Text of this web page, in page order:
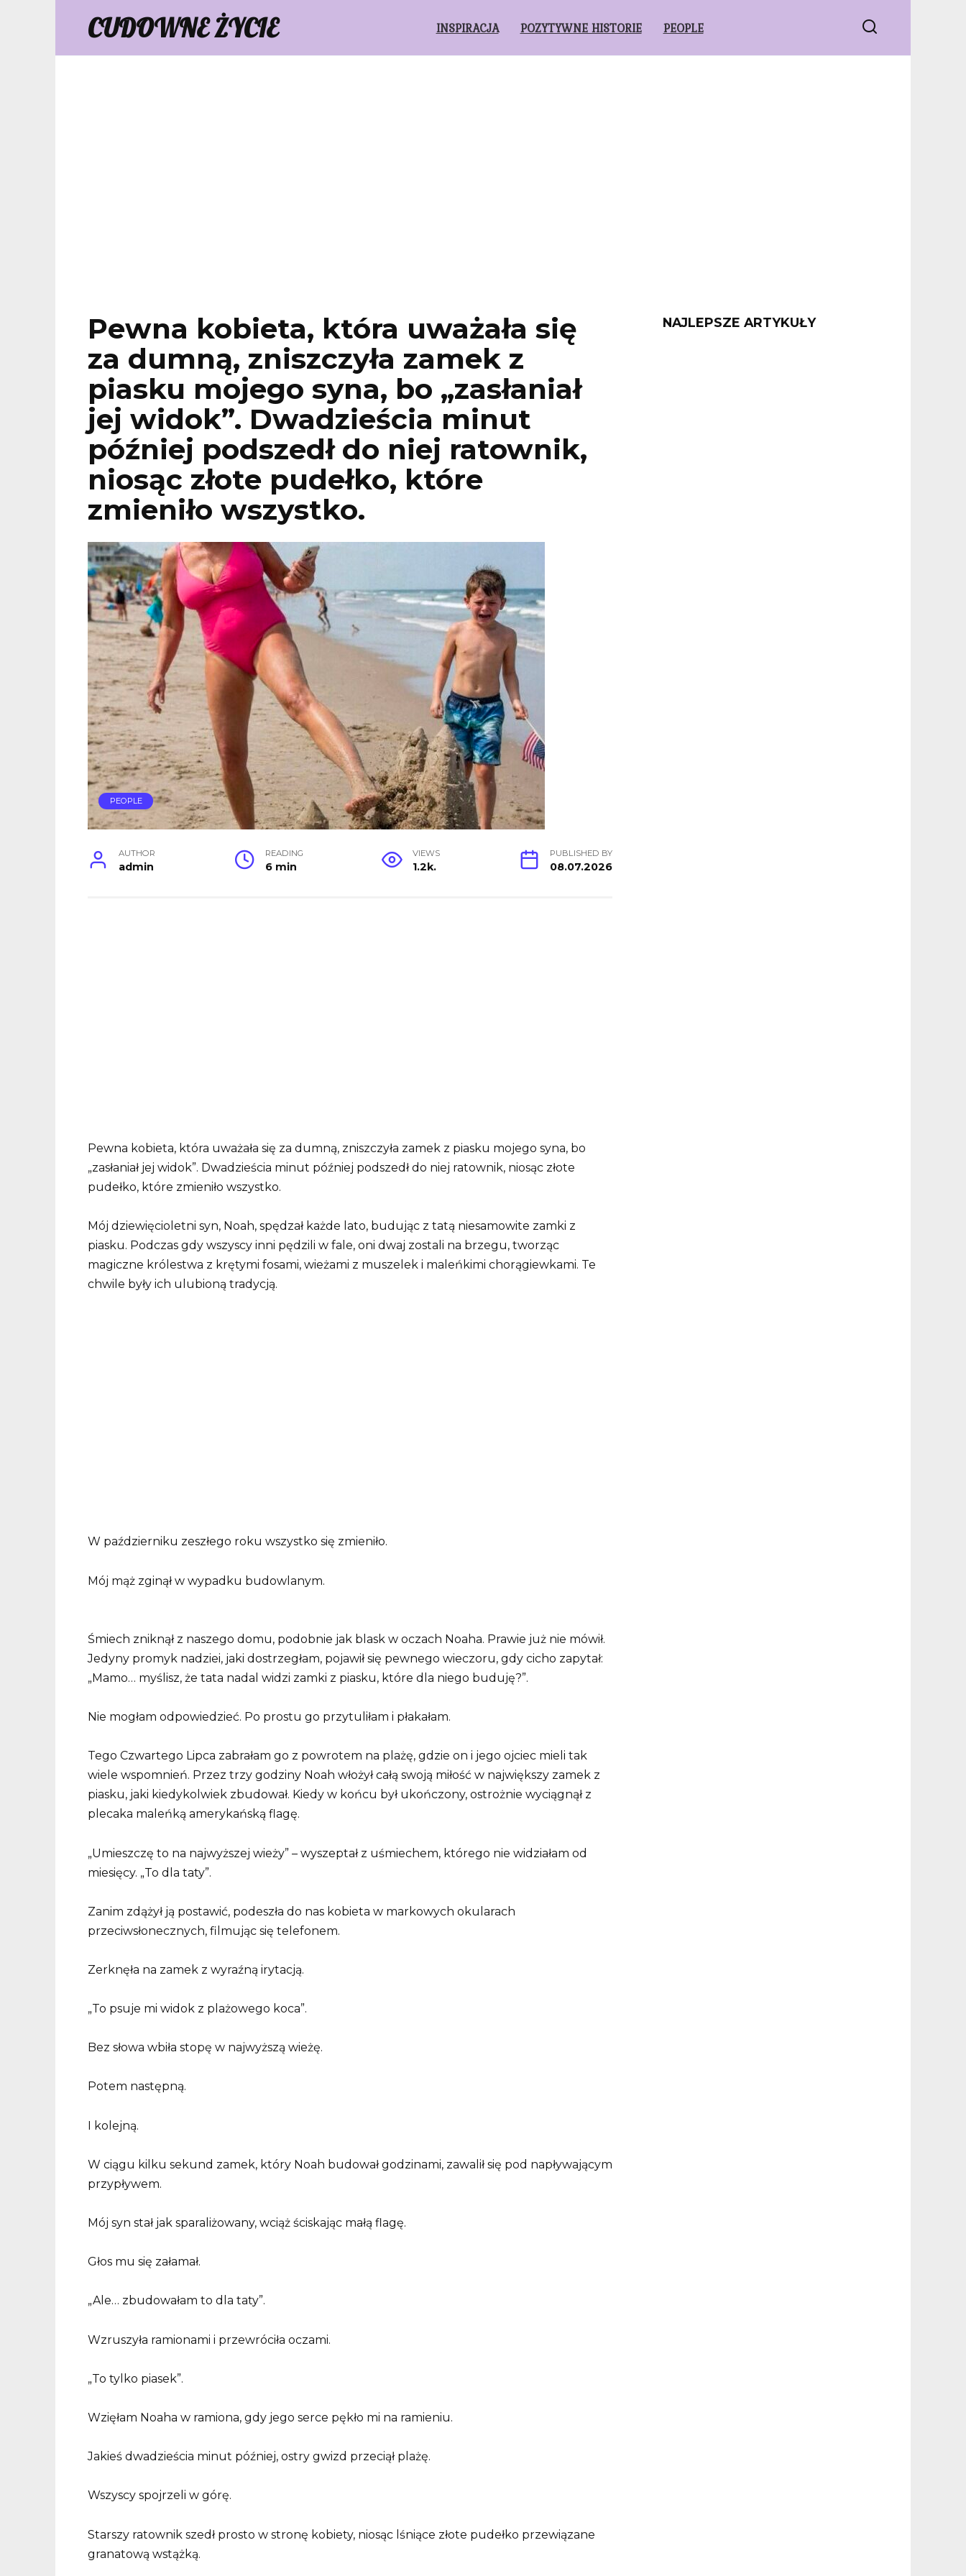
CUDOWNE ŻYCIE INSPIRACJA POZYTYWNE HISTORIE PEOPLE
Pewna kobieta, która uważała się
za dumną, zniszczyła zamek z
piasku mojego syna, bo „zasłaniał
jej widok”. Dwadzieścia minut
później podszedł do niej ratownik,
niosąc złote pudełko, które
zmieniło wszystko.
PEOPLE
AUTHOR
admin
READING
6 min
VIEWS
1.2k.
PUBLISHED BY
08.07.2026
Pewna kobieta, która uważała się za dumną, zniszczyła zamek z piasku mojego syna, bo
„zasłaniał jej widok”. Dwadzieścia minut później podszedł do niej ratownik, niosąc złote
pudełko, które zmieniło wszystko.
Mój dziewięcioletni syn, Noah, spędzał każde lato, budując z tatą niesamowite zamki z
piasku. Podczas gdy wszyscy inni pędzili w fale, oni dwaj zostali na brzegu, tworząc
magiczne królestwa z krętymi fosami, wieżami z muszelek i maleńkimi chorągiewkami. Te
chwile były ich ulubioną tradycją.
W październiku zeszłego roku wszystko się zmieniło.
Mój mąż zginął w wypadku budowlanym.
Śmiech zniknął z naszego domu, podobnie jak blask w oczach Noaha. Prawie już nie mówił.
Jedyny promyk nadziei, jaki dostrzegłam, pojawił się pewnego wieczoru, gdy cicho zapytał:
„Mamo… myślisz, że tata nadal widzi zamki z piasku, które dla niego buduję?”.
Nie mogłam odpowiedzieć. Po prostu go przytuliłam i płakałam.
Tego Czwartego Lipca zabrałam go z powrotem na plażę, gdzie on i jego ojciec mieli tak
wiele wspomnień. Przez trzy godziny Noah włożył całą swoją miłość w największy zamek z
piasku, jaki kiedykolwiek zbudował. Kiedy w końcu był ukończony, ostrożnie wyciągnął z
plecaka maleńką amerykańską flagę.
„Umieszczę to na najwyższej wieży” – wyszeptał z uśmiechem, którego nie widziałam od
miesięcy. „To dla taty”.
Zanim zdążył ją postawić, podeszła do nas kobieta w markowych okularach
przeciwsłonecznych, filmując się telefonem.
Zerknęła na zamek z wyraźną irytacją.
„To psuje mi widok z plażowego koca”.
Bez słowa wbiła stopę w najwyższą wieżę.
Potem następną.
I kolejną.
W ciągu kilku sekund zamek, który Noah budował godzinami, zawalił się pod napływającym
przypływem.
Mój syn stał jak sparaliżowany, wciąż ściskając małą flagę.
Głos mu się załamał.
„Ale… zbudowałam to dla taty”.
Wzruszyła ramionami i przewróciła oczami.
„To tylko piasek”.
Wzięłam Noaha w ramiona, gdy jego serce pękło mi na ramieniu.
Jakieś dwadzieścia minut później, ostry gwizd przeciął plażę.
Wszyscy spojrzeli w górę.
Starszy ratownik szedł prosto w stronę kobiety, niosąc lśniące złote pudełko przewiązane
granatową wstążką.
NAJLEPSZE ARTYKUŁY